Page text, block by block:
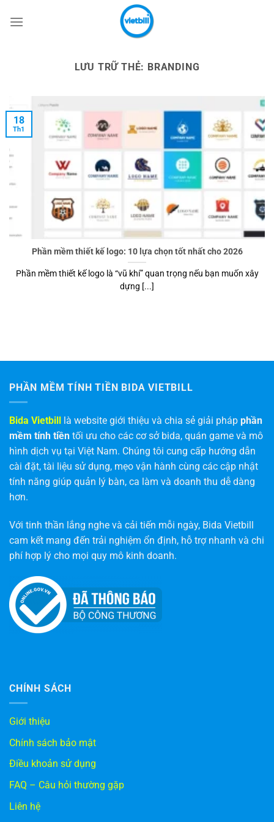
qua
LƯU TRỮ THẺ: BRANDING
Phần mềm thiết kế logo: 10 lựa chọn tốt nhất cho 2026
Phần mềm thiết kế logo là “vũ khí” quan trọng nếu bạn muốn xây
dựng [...]
18
Th1
PHẦN MỀM TÍNH TIỀN BIDA VIETBILL
Bida Vietbill là website giới thiệu và chia sẻ giải pháp phần
mềm tính tiền tối ưu cho các cơ sở bida, quán game và mô
hình dịch vụ tại Việt Nam. Chúng tôi cung cấp hướng dẫn
cài đặt, tài liệu sử dụng, mẹo vận hành cùng các cập nhật
tính năng giúp quản lý bàn, ca làm và doanh thu dễ dàng
hơn.
Với tinh thần lắng nghe và cải tiến mỗi ngày, Bida Vietbill
cam kết mang đến trải nghiệm ổn định, hỗ trợ nhanh và chi
phí hợp lý cho mọi quy mô kinh doanh.
CHÍNH SÁCH
Giới thiệu
Chính sách bảo mật
Điều khoản sử dụng
FAQ – Câu hỏi thường gặp
Liên hệ